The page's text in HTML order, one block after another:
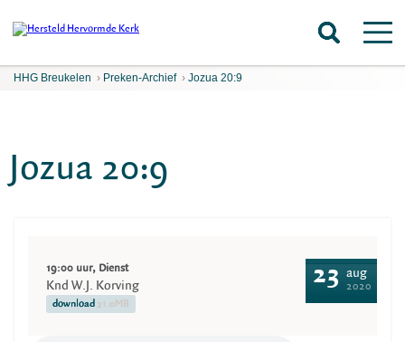
HHG Breukelen › Preken-Archief › Jozua 20:9
Jozua 20:9
19:00 uur, Dienst
Knd W.J. Korving
download 21.0MB
23 aug
2020